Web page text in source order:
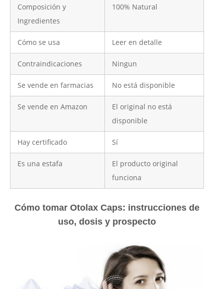
Composición y
Ingredientes
100% Natural
Cómo se usa Leer en detalle
Contraindicaciones Ningun
Se vende en farmacias No está disponible
Se vende en Amazon
El original no está
disponible
Hay certificado Sí
Es una estafa
El producto original
funciona
Cómo tomar Otolax Caps: instrucciones de
uso, dosis y prospecto